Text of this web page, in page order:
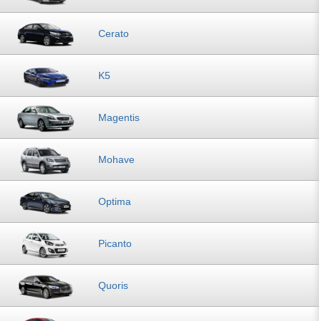
Cerato
K5
Magentis
Mohave
Optima
Picanto
Quoris